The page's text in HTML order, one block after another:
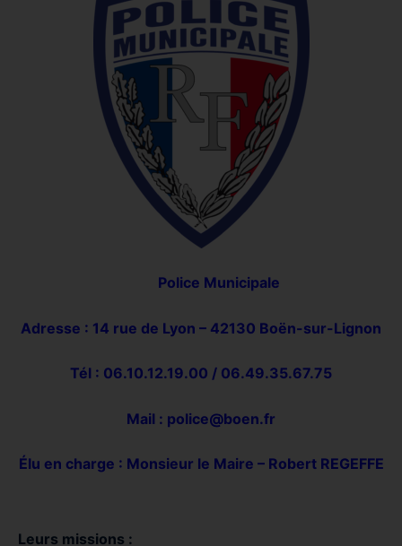
Police Municipale
Adresse : 14 rue de Lyon – 42130 Boën-sur-Lignon
Tél : 06.10.12.19.00 / 06.49.35.67.75
Mail : police@boen.fr
Élu en charge : Monsieur le Maire – Robert REGEFFE
Leurs missions :